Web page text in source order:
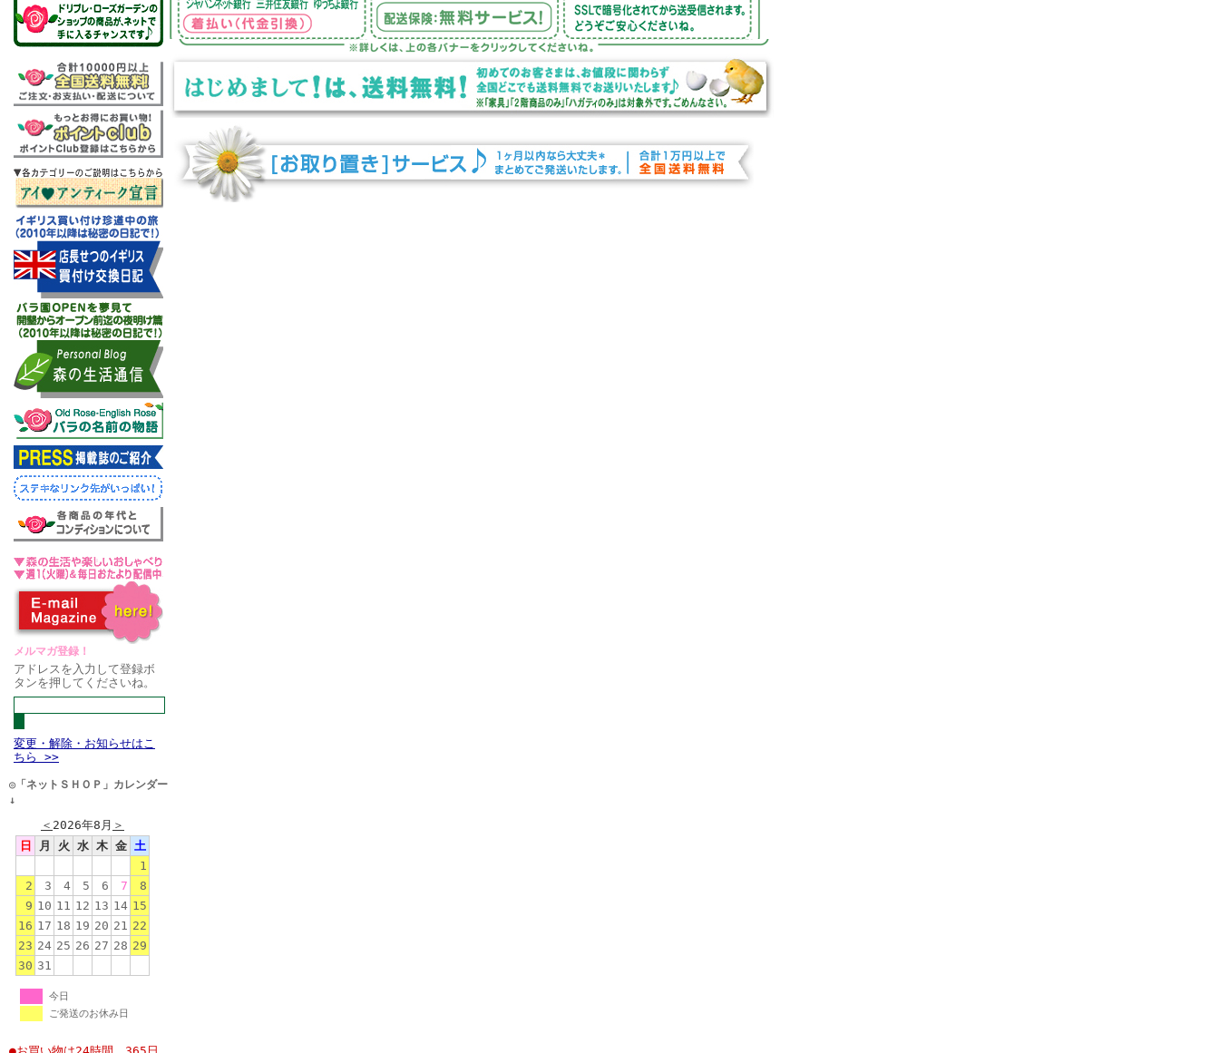
メルマガ登録！
アドレスを入力して登録ボ
タンを押してくださいね。
変更・解除・お知らせはこ
ちら >>
◎「ネットＳＨＯＰ」カレンダー
↓
＜ 2026年8月 ＞
日
月 火 水 木 金 土
1
2
3 4 5 6 7
8
9 10 11 12 13 14 15
16 17 18 19 20 21 22
23 24 25 26 27 28 29
30 31
今日
ご発送のお休み日